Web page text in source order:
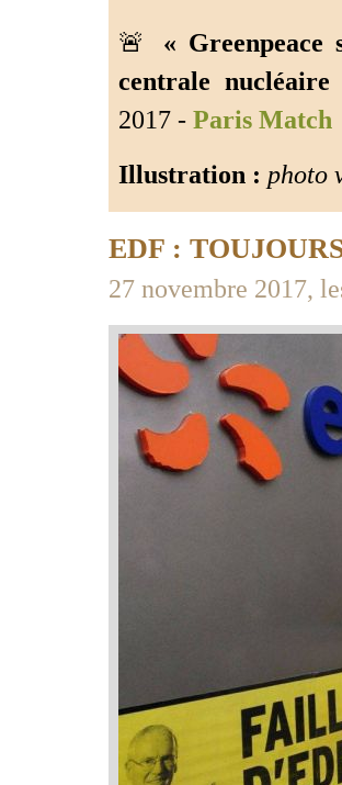
🚨 «
centrale
2017 - Paris Match
Illustration : photo
EDF :
27 novembre 2017,